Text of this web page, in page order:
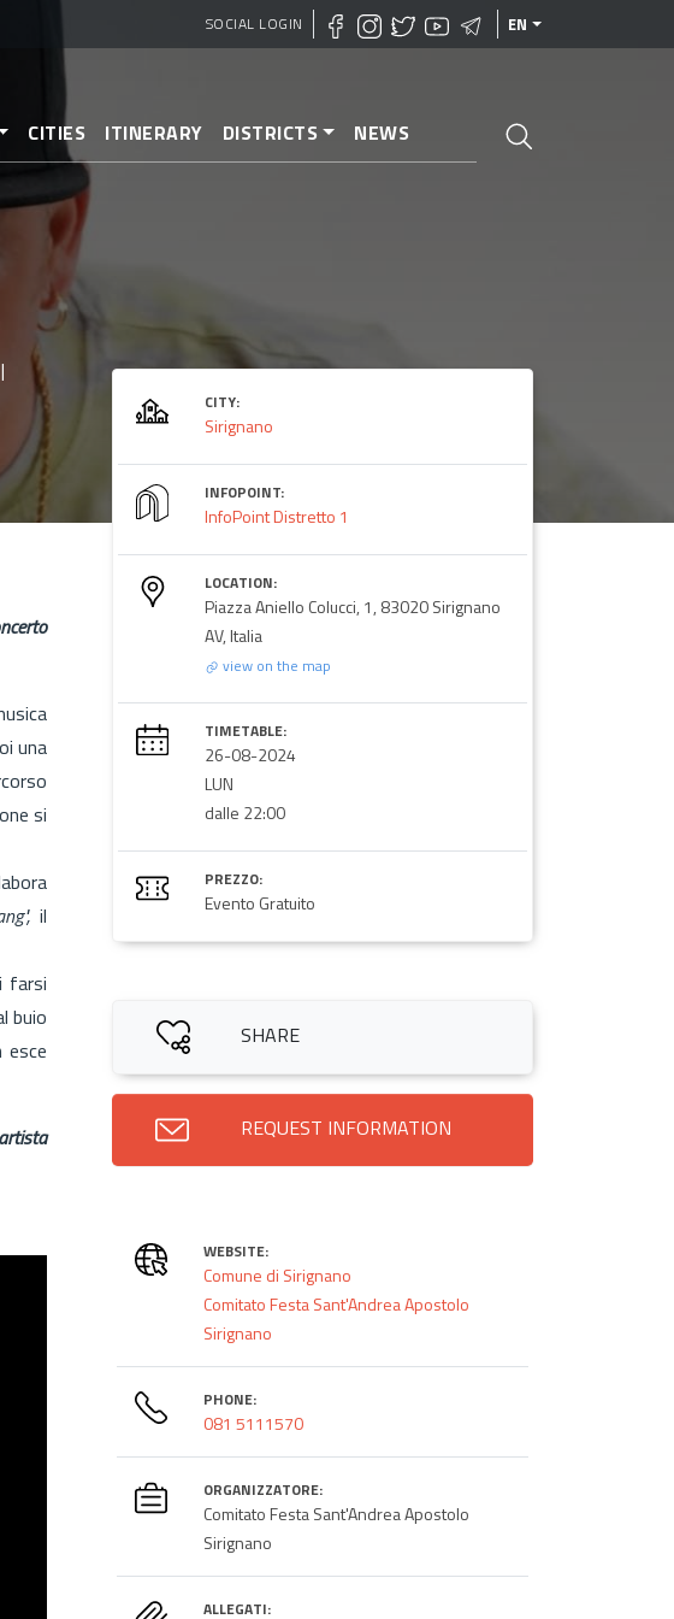
SOCIAL LOGIN EN
CITIES ITINERARY DISTRICTS NEWS
una
si
il
farsi
buio
esce
CITY:
Sirignano
INFOPOINT:
InfoPoint Distretto 1
LOCATION:
Piazza Aniello Colucci, 1, 83020 Sirignano
AV, Italia
view on the map
TIMETABLE:
26-08-2024
LUN
dalle 22:00
PREZZO:
Evento Gratuito
SHARE
REQUEST INFORMATION
WEBSITE:
Comune di Sirignano
Comitato Festa Sant'Andrea Apostolo
Sirignano
PHONE:
081 5111570
ORGANIZZATORE:
Comitato Festa Sant'Andrea Apostolo
Sirignano
ALLEGATI: